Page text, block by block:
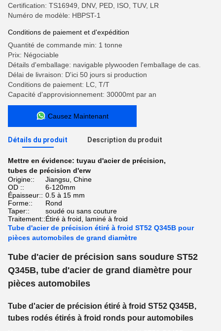
Certification: TS16949, DNV, PED, ISO, TUV, LR
Numéro de modèle: HBPST-1
Conditions de paiement et d'expédition
Quantité de commande min: 1 tonne
Prix: Négociable
Détails d'emballage: navigable plywooden l'emballage de cas.
Délai de livraison: D'ici 50 jours si production
Conditions de paiement: LC, T/T
Capacité d'approvisionnement: 30000mt par an
Causez Maintenant
Détails du produit Description du produit
Mettre en évidence: tuyau d'acier de précision,
tubes de précision d'erw
Origine::
Jiangsu, Chine
OD ::
6-120mm
Épaisseur:: 0.5 à 15 mm
Forme::
Rond
Taper::
soudé ou sans couture
Traitement::Étiré à froid, laminé à froid
Tube d'acier de précision étiré à froid ST52 Q345B pour
pièces automobiles de grand diamètre
Tube d'acier de précision sans soudure ST52
Q345B, tube d'acier de grand diamètre pour
pièces automobiles
Tube d'acier de précision étiré à froid ST52 Q345B,
tubes rodés étirés à froid ronds pour automobiles